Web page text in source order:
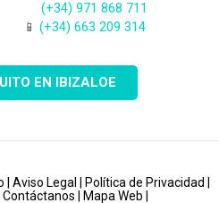
(+34) 971 868 711
📱 (+34) 663 209 314
EN IBIZALOE
Aviso Legal Política de Privacidad
Contáctanos Mapa Web